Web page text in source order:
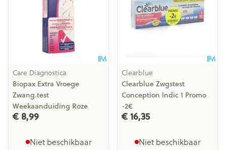
Care Diagnostica
Biopax Extra Vroege
Zwang.test
Weekaanduiding Roze
€ 8,99
Niet beschikbaar
Clearblue
Clearblue Zwgstest
Conception Indic 1 Promo
-2€
€ 16,35
Niet beschikbaar